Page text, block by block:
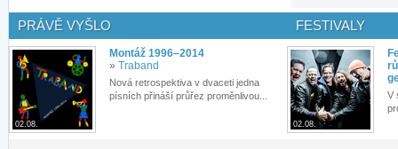
PRÁVĚ VYŠLO
02.08.
Montáž 1996–2014
» Traband
Nová retrospektiva v dvaceti jedna
písních přináší průřez proměnlivou...
FESTIVALY
02.08.
V